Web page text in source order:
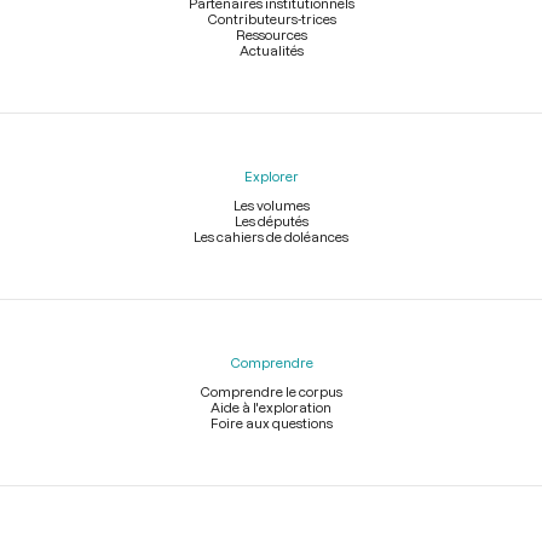
Contributeurs-trices
Ressources
Actualités
Explorer
Les volumes
Les députés
Les cahiers de doléances
Comprendre
Comprendre le corpus
Aide à l'exploration
Foire aux questions